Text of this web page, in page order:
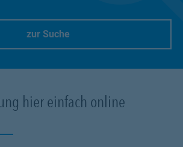
zur Suche
hier einfach online